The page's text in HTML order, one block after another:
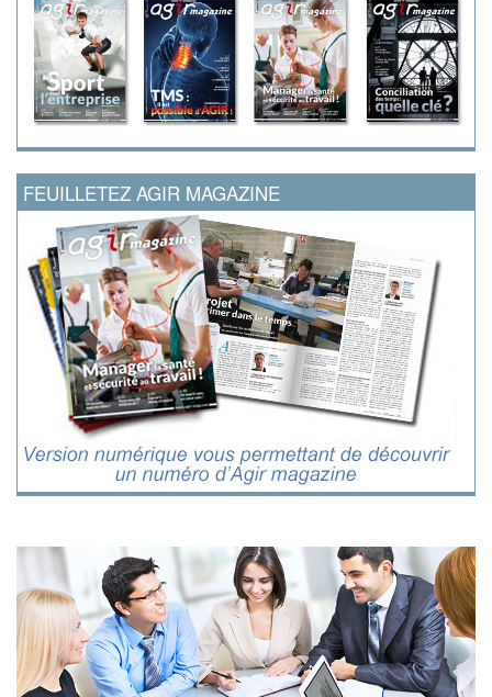
FEUILLETEZ AGIR MAGAZINE